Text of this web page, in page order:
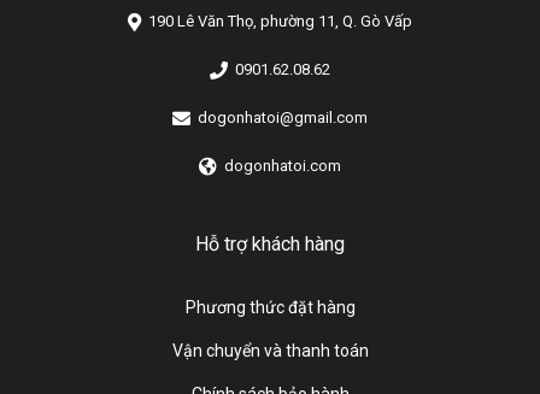
190 Lê Văn Thọ, phường 11, Q. Gò Vấp
0901.62.08.62
dogonhatoi@gmail.com
dogonhatoi.com
Hỗ trợ khách hàng
Phương thức đặt hàng
Vận chuyển và thanh toán